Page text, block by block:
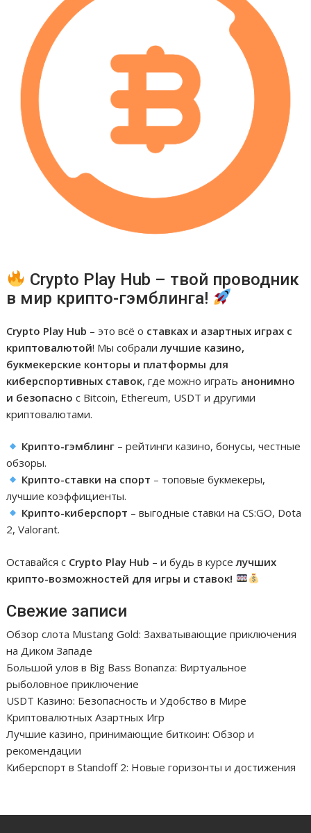
Crypto Play Hub – твой проводник
в мир крипто-гэмблинга!
Crypto Play Hub – это всё о ставках и азартных играх с
криптовалютой! Мы собралилучшие казино,
букмекерские конторы и платформы для
киберспортивных ставок, где можно играть анонимно
и безопасно с Bitcoin, Ethereum, USDT и другими
криптовалютами.
Крипто-гэмблинг– рейтинги казино, бонусы, честные
обзоры.
Крипто-ставки на спорт – топовые букмекеры,
лучшие коэффициенты.
Крипто-киберспорт – выгодные ставки на CS:GO, Dota
2, Valorant.
Оставайся с Crypto Play Hub – и будь в курселучших
крипто-возможностей для игры и ставок!
Свежие записи
Обзор слота Mustang Gold: Захватывающие приключения
на Диком Западе
Большой улов в Big Bass Bonanza: Виртуальное
рыболовное приключение
USDT Казино: Безопасность и Удобство в Мире
Криптовалютных Азартных Игр
Лучшие казино, принимающие биткоин: Обзор и
рекомендации
Киберспорт в Standoff 2: Новые горизонты и достижения